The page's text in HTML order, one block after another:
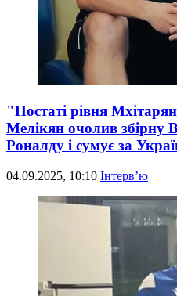
"Постаті рівня
Мелікян очолив збірну
Роналду і сумує за
04.09.2025, 10:10 Інтерв’ю